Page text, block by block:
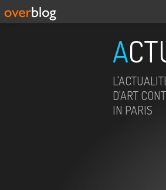
D'ART
IN PARIS